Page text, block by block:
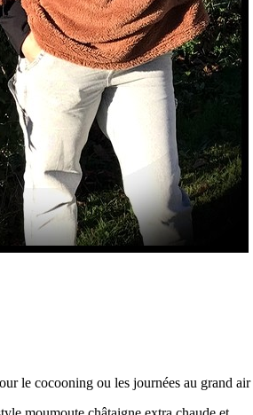
le cocooning ou les journées au grand